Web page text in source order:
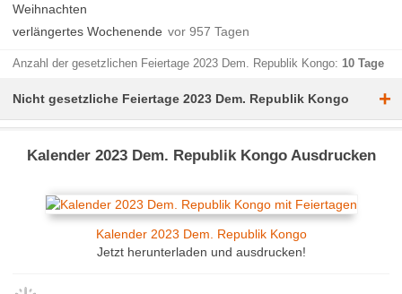
Weihnachten
verlängertes Wochenende vor 957 Tagen
Anzahl der gesetzlichen Feiertage 2023 Dem. Republik Kongo: 10 Tage
Nicht gesetzliche Feiertage 2023 Dem. Republik Kongo +
Kalender 2023 Dem. Republik Kongo Ausdrucken
Kalender 2023 Dem. Republik Kongo
Jetzt herunterladen und ausdrucken!